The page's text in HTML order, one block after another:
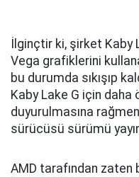
İlginçtir ki, şirket Kaby
Vega grafiklerini
bu durumda sıkışıp
Kaby Lake G için daha
duyurulmasına
sürücüsü sürümü
AMD tarafından zaten